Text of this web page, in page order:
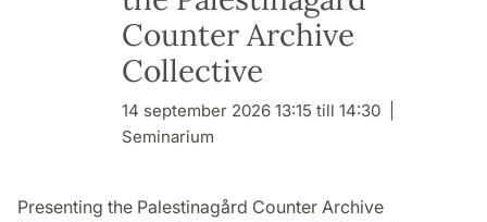
Counter Archive
Collective
14 september 2026 13:15 till 14:30
Seminarium
Presenting the Palestinagård Counter Archive